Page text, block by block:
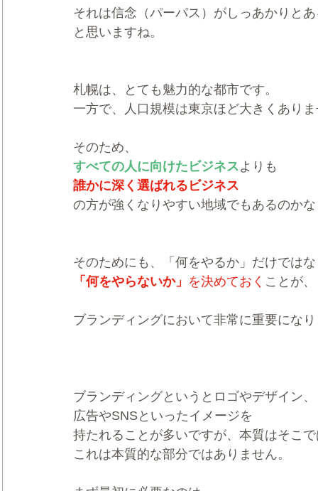
それは信念（パーパス）がしっあかりと
と思いますね。
札幌は、とても魅力的な都市です。
一方で、人口規模は東京ほど大きくあり
そのため、
すべての人に向けたビジネスよりも
誰かに深く選ばれるビジネス
の方が強くなりやすい地域でもあるのか
そのためにも、「何をやるか」だけでは
「何をやらないか」 を決めておく ことが、
ブランディングにおいて非常に重要にな
ブランディングというとロゴやデザイン、
広告やSNSといったイメージを
持たれることが多いですが、本質はそこ
これは本質的な部分ではありません。